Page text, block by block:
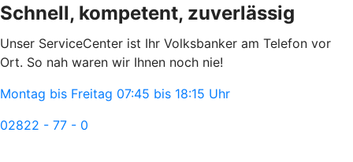
Schnell, kompetent, zuverlässig
Unser ServiceCenter ist Ihr Volksbanker am Telefon vor
Ort. So nah waren wir Ihnen noch nie!
Montag bis Freitag 07:45 bis 18:15 Uhr
02822 - 77 - 0